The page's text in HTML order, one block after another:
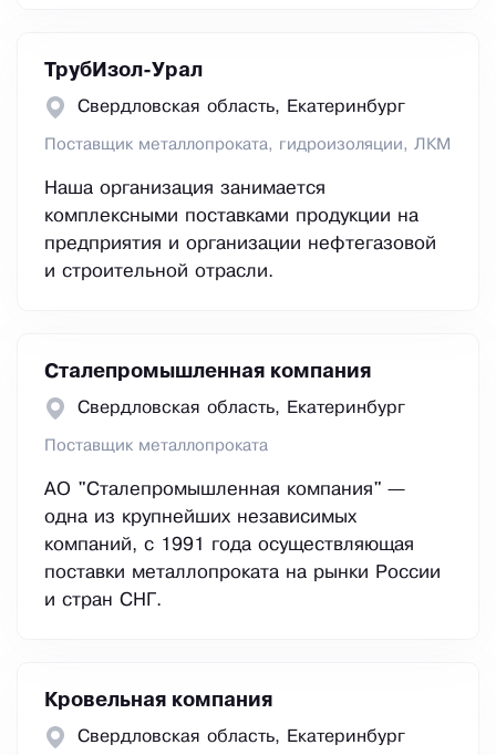
ТрубИзол-Урал
Свердловская область, Екатеринбург
Поставщик металлопроката, гидроизоляции, ЛКМ
Наша организация занимается
комплексными поставками продукции на
предприятия и организации нефтегазовой
и строительной отрасли.
Сталепромышленная компания
Свердловская область, Екатеринбург
Поставщик металлопроката
АО "Сталепромышленная компания" —
одна из крупнейших независимых
компаний, с 1991 года осуществляющая
поставки металлопроката на рынки России
и стран СНГ.
Кровельная компания
Свердловская область, Екатеринбург